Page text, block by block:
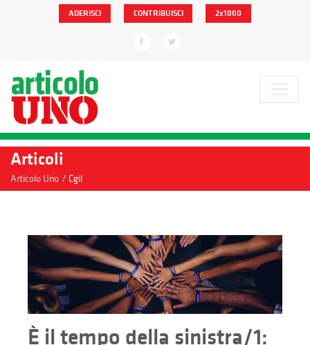
ADERISCI CONTRIBUISCI 2x1000
Articoli
Articolo Uno / Cgil
È il tempo della sinistra/1: